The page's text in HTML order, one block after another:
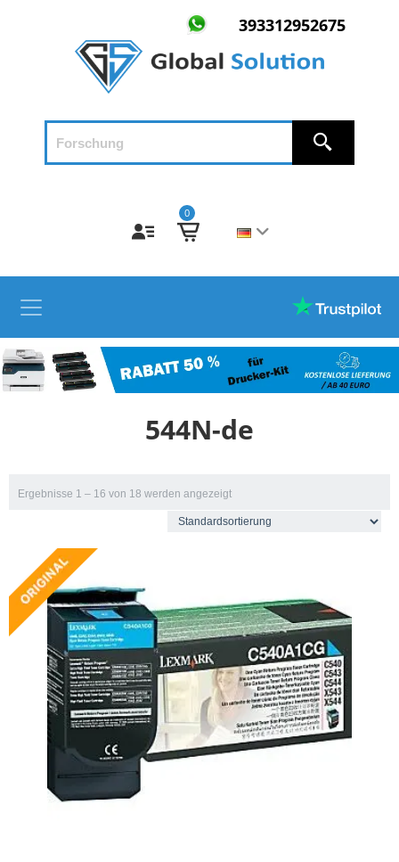
393312952675
0
544N-de
Ergebnisse 1 – 16 von 18 werden angezeigt